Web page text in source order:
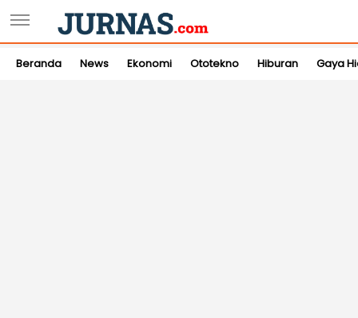
Beranda News Ekonomi Ototekno Hiburan Gaya